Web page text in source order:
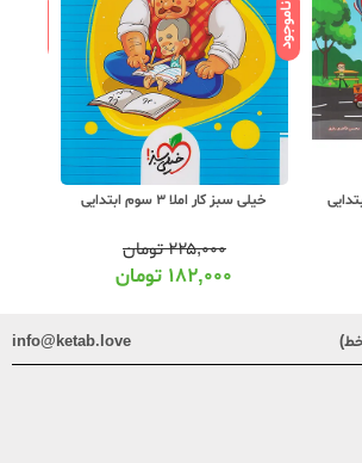
ناموجود
خیلی سبز کار املا 3 سوم ابتدایی
۲۲۵,۰۰۰تومان
۱۸۲,۰۰۰ تومان
info@ketab.love